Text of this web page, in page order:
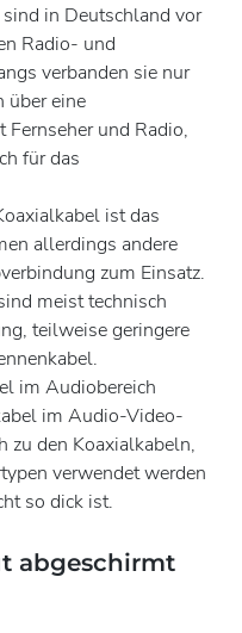
in Deutschland vor
Radio- und
verbanden sie nur
über eine
und Radio,
für das
ist das
allerdings andere
zum Einsatz.
meist technisch
teilweise geringere
im Audiobereich
im Audio-Video-
zu den Koaxialkabeln,
verwendet werden
so dick ist.
abgeschirmt